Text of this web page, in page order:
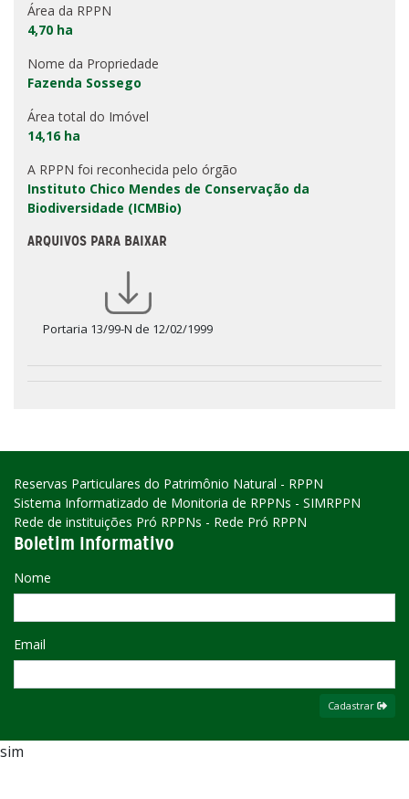
Área da RPPN
4,70 ha
Nome da Propriedade
Fazenda Sossego
Área total do Imóvel
14,16 ha
A RPPN foi reconhecida pelo órgão
Instituto Chico Mendes de Conservação da
Biodiversidade (ICMBio)
ARQUIVOS PARA BAIXAR
Portaria 13/99-N de 12/02/1999
Reservas Particulares do Patrimônio Natural - RPPN
Sistema Informatizado de Monitoria de RPPNs - SIMRPPN
Rede de instituições Pró RPPNs - Rede Pró RPPN
Boletim Informativo
Nome
Email
Cadastrar
sim